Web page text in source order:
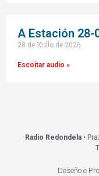
A Estación 28-
28 de Xullo de 2026
Escoitar audio »
Radio Redondela•
Deseño e